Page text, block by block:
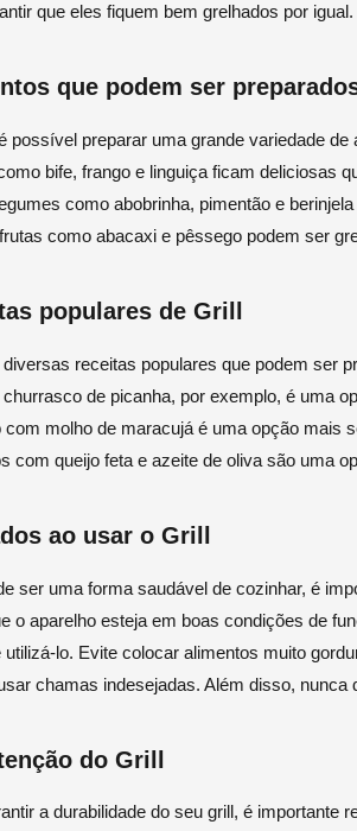
que eles fiquem bem grelhados por igual.
que podem ser
possível preparar uma grande variedade
bife, frango e linguiça ficam deliciosas
como abobrinha, pimentão e
como abacaxi e pêssego podem ser
populares de Grill
receitas populares que podem ser
de picanha, por exemplo, é uma
com molho de maracujá é uma opção mais
com queijo feta e azeite de oliva são uma
ao usar o Grill
ser uma forma saudável de cozinhar, é
o aparelho esteja em boas condições de
utilizá-lo. Evite colocar alimentos muito
chamas indesejadas. Além disso, nunca
do Grill
a durabilidade do seu grill, é importante